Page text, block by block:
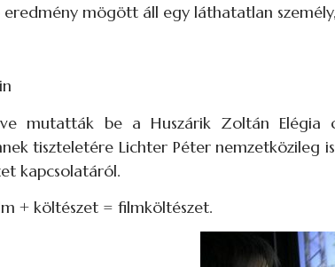
mögött áll egy láthatatlan
mutatták be a Huszárik Zoltán Elégia
tiszteletére Lichter Péter
kapcsolatáról.
+ költészet = filmköltészet.